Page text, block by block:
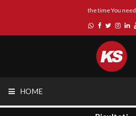
the time You need
HOME